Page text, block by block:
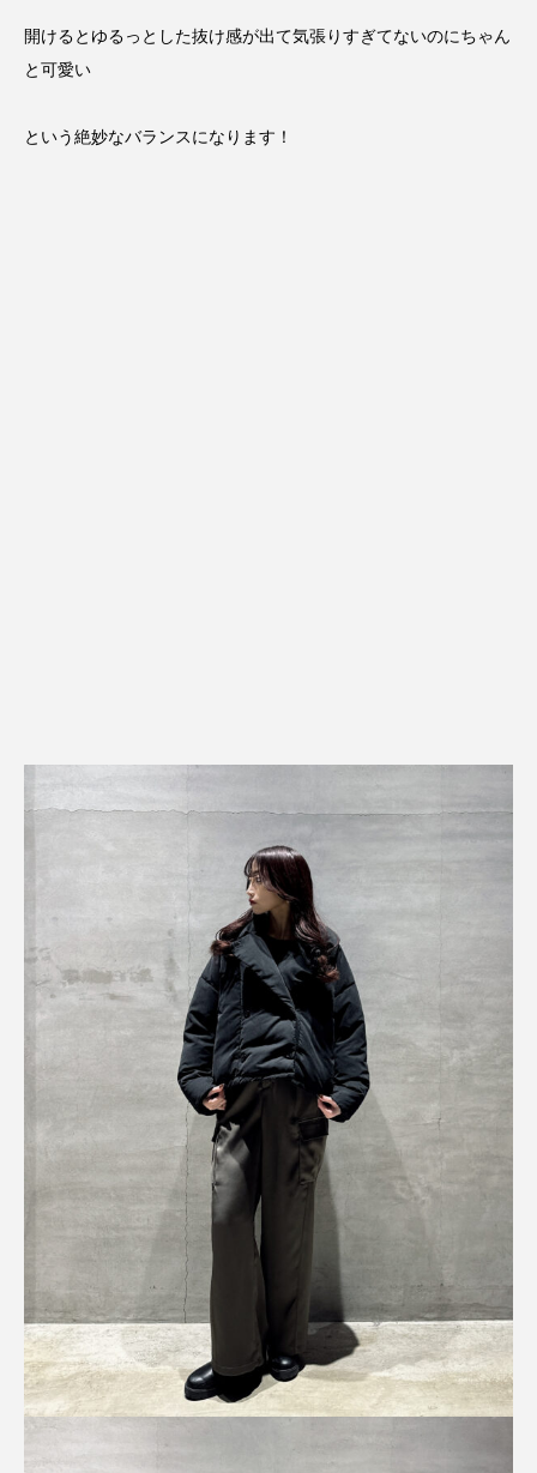
開けるとゆるっとした抜け感が出て気張りすぎてないのにちゃん
と可愛い
という絶妙なバランスになります！